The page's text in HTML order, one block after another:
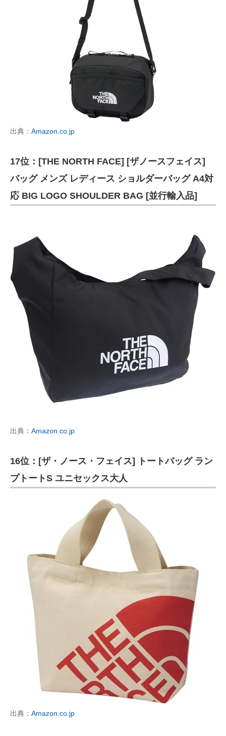
出典： Amazon.co.jp
17位：[THE NORTH FACE] [ザノースフェイス]
バッグ メンズ レディース ショルダーバッグ A4対
応 BIG LOGO SHOULDER BAG [並行輸入品]
出典： Amazon.co.jp
16位：[ザ・ノース・フェイス] トートバッグ ラン
プトートS ユニセックス大人
出典： Amazon.co.jp